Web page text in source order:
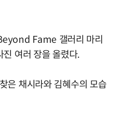
Fame 갤러리 마리
여러 장을 올렸다.
은 채시라와 김혜수의 모습